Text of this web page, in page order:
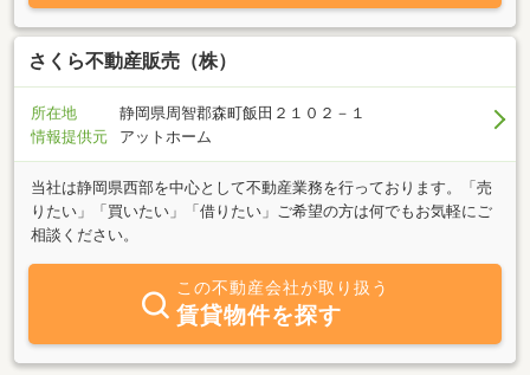
の特性を熟知しているからこそ、土地や建物の魅力を最大限に引き
出し、売主様・買主様双方にご満足いただけるお取引を目指してお
ります。また、相続や空き家の活用、土地利用のご相談など、専門
そう思っていただける身近なパートナーでありたい。株式会社ACA
は、お客様との出会いを大切にし、誠実な対応とフットワークの軽
ます。不動産に関することなら、どんな小さなことでもお気軽にご
相談ください。皆様からのお問い合わせを心よりお待ちしておりま
す。
さくら不動産販売（株）
所在地
静岡県周智郡森町飯田２１０２－１
情報提供元
アットホーム
当社は静岡県西部を中心として不動産業務を行っております。「売
りたい」「買いたい」「借りたい」ご希望の方は何でもお気軽にご
相談ください。
この不動産会社が取り扱う
賃貸物件を探す